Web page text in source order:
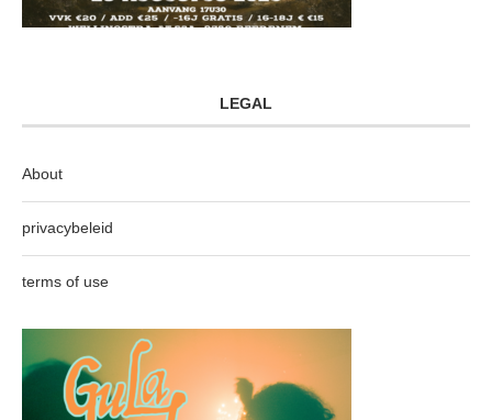
LEGAL
About
privacybeleid
terms of use